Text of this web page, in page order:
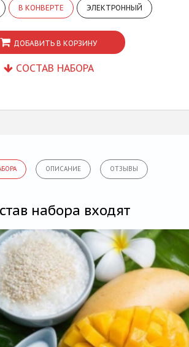
В КОНВЕРТЕ ЭЛЕКТРОННЫЙ
ДОБАВИТЬ В КОРЗИНУ
СОСТАВ НАБОРА
ОПИСАНИЕ ОТЗЫВЫ
набора входят